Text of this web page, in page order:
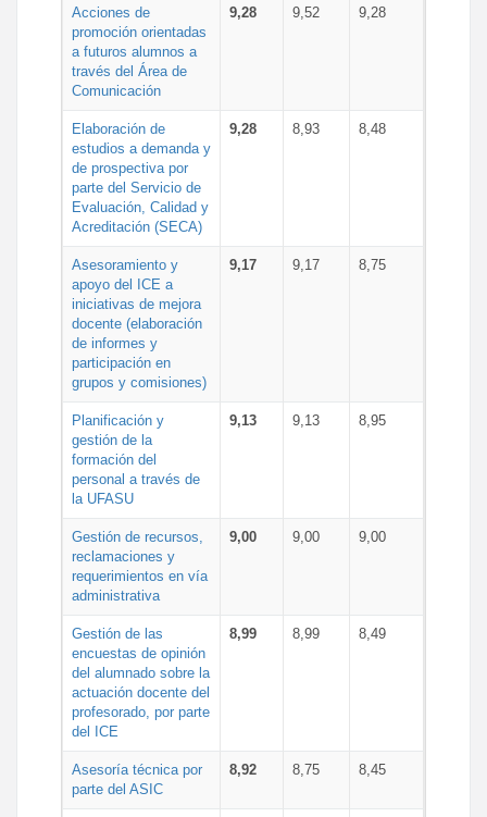
Acciones de
promoción orientadas
a futuros alumnos a
través del Área de
Comunicación
9,28 9,52 9,28
Elaboración de
estudios a demanda y
de prospectiva por
parte del Servicio de
Evaluación, Calidad y
Acreditación (SECA)
9,28 8,93 8,48
Asesoramiento y
apoyo del ICE a
iniciativas de mejora
docente (elaboración
de informes y
participación en
grupos y comisiones)
9,17 9,17 8,75
Planificación y
gestión de la
formación del
personal a través de
la UFASU
9,13 9,13 8,95
Gestión de recursos,
reclamaciones y
requerimientos en vía
administrativa
9,00 9,00 9,00
Gestión de las
encuestas de opinión
del alumnado sobre la
actuación docente del
profesorado, por parte
del ICE
8,99 8,99 8,49
Asesoría técnica por
parte del ASIC
8,92 8,75 8,45